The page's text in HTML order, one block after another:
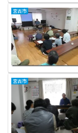
宮古市
宮古市